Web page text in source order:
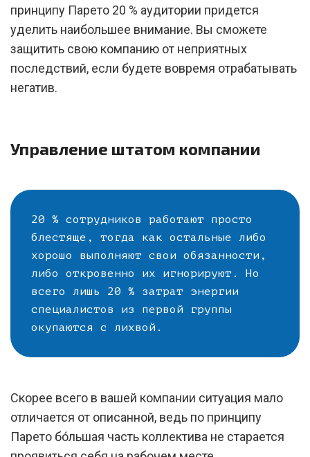
принципу Парето 20 % аудитории придется
уделить наибольшее внимание. Вы сможете
защитить свою компанию от неприятных
последствий, если будете вовремя отрабатывать
негатив.
Управление штатом компании
20 % сотрудников работают просто
блестяще, тогда как остальные либо
хорошо выполняют свои обязанности,
либо откровенно их игнорируют. Но
всего лишь 20 % затрат энергии
специалистов из первой группы
окупаются с лихвой.
Скорее всего в вашей компании ситуация мало
отличается от описанной, ведь по принципу
Парето бо́льшая часть коллектива не старается